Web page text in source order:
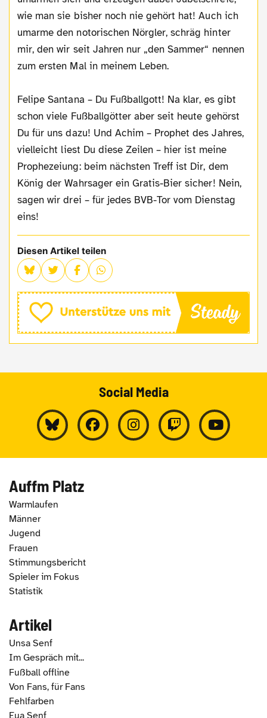
wie man sie bisher noch nie gehört hat! Auch ich
umarme den notorischen Nörgler, schräg hinter
mir, den wir seit Jahren nur „den Sammer“ nennen
zum ersten Mal in meinem Leben.
Felipe Santana – Du Fußballgott! Na klar, es gibt
schon viele Fußballgötter aber seit heute gehörst
Du für uns dazu! Und Achim – Prophet des Jahres,
vielleicht liest Du diese Zeilen – hier ist meine
Prophezeiung: beim nächsten Treff ist Dir, dem
König der Wahrsager ein Gratis-Bier sicher! Nein,
sagen wir drei – für jedes BVB-Tor vom Dienstag
eins!
Diesen Artikel teilen
Social Media
Auffm Platz
Warmlaufen
Männer
Jugend
Frauen
Stimmungsbericht
Spieler im Fokus
Statistik
Artikel
Unsa Senf
Im Gespräch mit...
Fußball offline
Von Fans, für Fans
Fehlfarben